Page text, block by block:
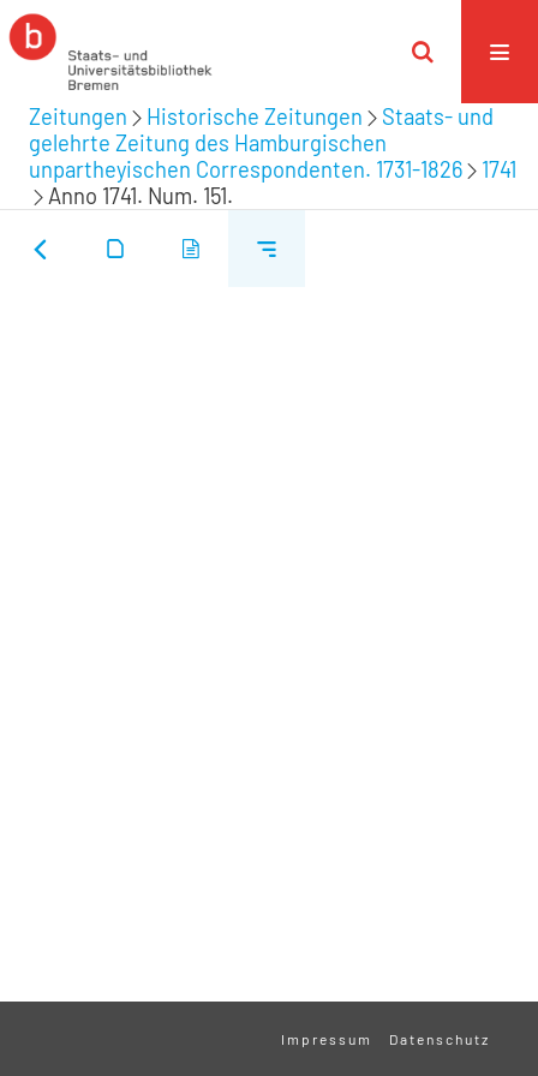
Zeitungen Historische Zeitungen
Staats- und
gelehrte Zeitung des Hamburgischen
unpartheyischen Correspondenten. 1731-1826
1741
Anno 1741. Num. 151.
Impressum Datenschutz